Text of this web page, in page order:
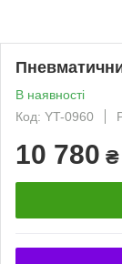
В наявності
Код: YT-0960
10 780 ₴